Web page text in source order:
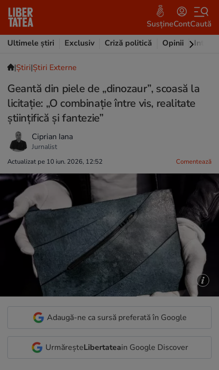
SusțineContCaută
Ultimele știri
Exclusiv Criză politică Opinii
|Ştiri|Știri Externe
Geantă din piele de „dinozaur”, scoasă la
licitație: „O combinație între vis, realitate
științifică și fantezie”
Ciprian Iana
Jurnalist
Actualizat pe 10 iun. 2026, 12:52 Comentează
Adaugă-ne ca sursă preferată în Google
UrmăreșteLibertateain Google Discover